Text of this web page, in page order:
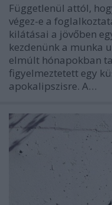
Függetlenül attól,
végez-e a
kilátásai a jövőben
kezdenünk a munka
elmúlt hónapokban
figyelmeztetett egy
apokalipszisre. A…